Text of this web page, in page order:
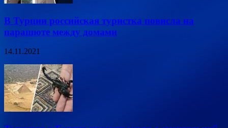
В Турции российская туристка повисла на
парашюте между домами
14.11.2021